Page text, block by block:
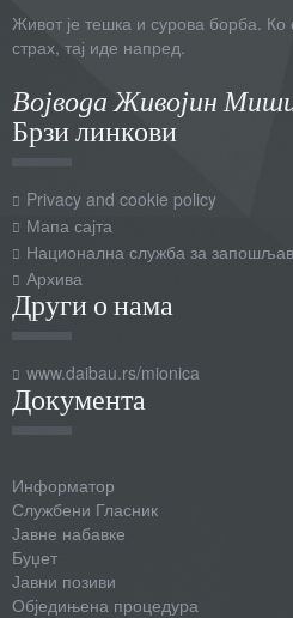
Живот је тешка и сурова борба.
страх, тај иде напред.
Војвода Живојин
Брзи линкови
Privacy and cookie policy
Мапа сајта
Национална служба за
Архива
Други о нама
www.daibau.rs/mionica
Документа
Информатор
Службени Гласник
Јавне набавке
Буџет
Јавни позиви
Обједињена процедура